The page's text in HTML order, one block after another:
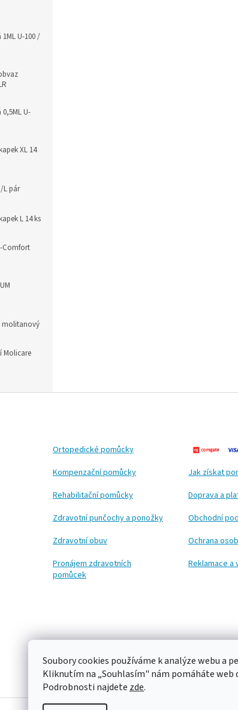
Soubory cookies používáme k analýze webu a
Kliknutím na „Souhlasím" nám pomáháte web
Podrobnosti najdete zde.
U-100 /
U-
XL 14
L pár
L 14 ks
Comfort
molitanový
Molicare
Ortopedické pomůcky
Kompenzační pomůcky
Rehabilitační pomůcky
Zdravotní punčochy a ponožky
Zdravotní obuv
Pronájem zdravotních
pomůcek
Jak získat
Doprava a
Obchodní
Ochrana
Reklamace a